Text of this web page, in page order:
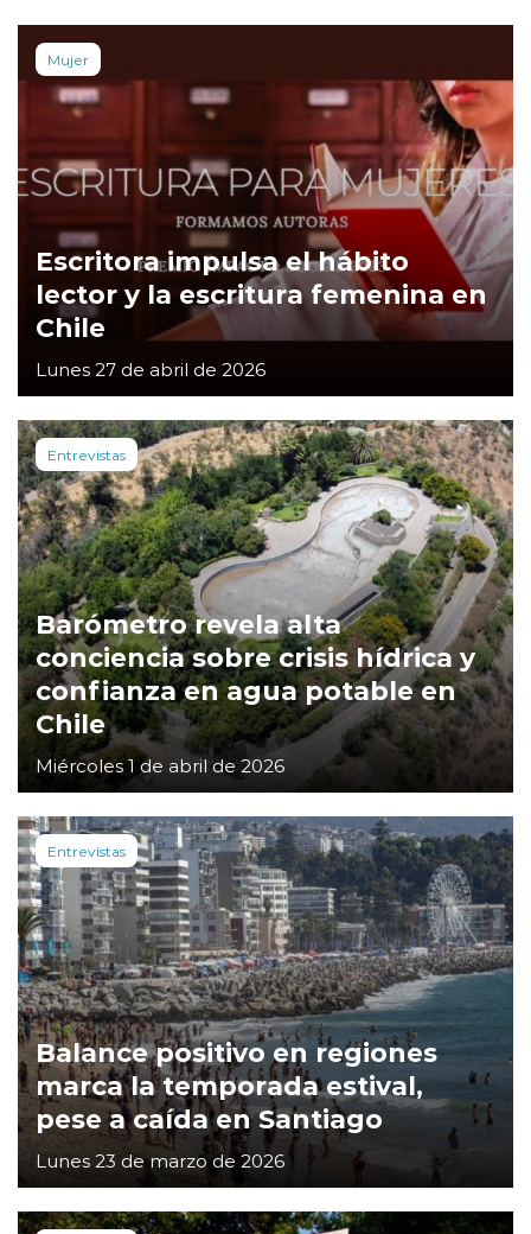
Mujer
Escritora impulsa el hábito
lector y la escritura femenina en
Chile
Lunes 27 de abril de 2026
Entrevistas
Barómetro revela alta
conciencia sobre crisis hídrica y
confianza en agua potable en
Chile
Miércoles 1 de abril de 2026
Entrevistas
Balance positivo en regiones
marca la temporada estival,
pese a caída en Santiago
Lunes 23 de marzo de 2026